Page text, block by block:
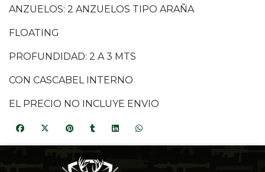
ANZUELOS: 2 ANZUELOS TIPO ARAÑA
FLOATING
PROFUNDIDAD: 2 A 3 MTS
CON CASCABEL INTERNO
EL PRECIO NO INCLUYE ENVIO